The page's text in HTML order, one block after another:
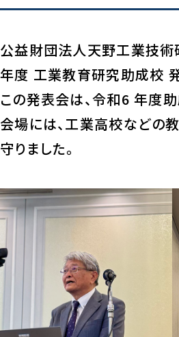
公益財団法人天野工業技術
年度 工業教育研究助成校 発
この発表会は、令和6 年度
会場には、工業高校などの
守りました。